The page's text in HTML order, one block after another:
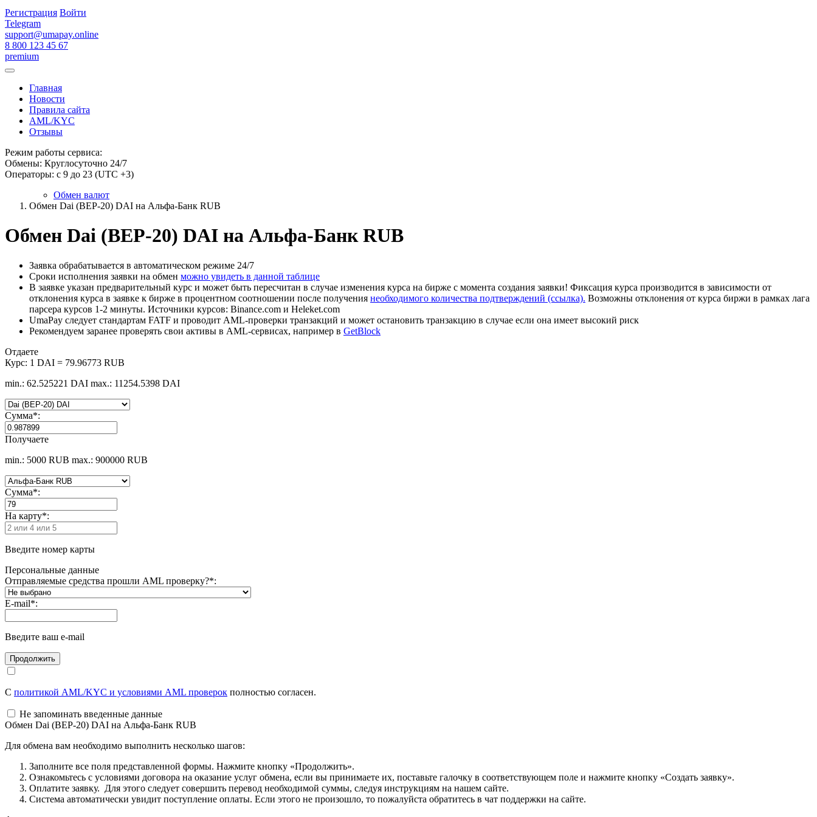
Регистрация Войти
Telegram
support@umapay.online
8 800 123 45 67
premium
Главная
Новости
Правила сайта
AML/KYC
Отзывы
Режим работы сервиса:
Обмены: Круглосуточно 24/7
Операторы: с 9 до 23 (UTC +3)
Обмен валют
Обмен Dai (BEP-20) DAI на Альфа-Банк RUB
Обмен Dai (BEP-20) DAI на Альфа-Банк RUB
Заявка обрабатывается в автоматическом режиме 24/7
Сроки исполнения заявки на обмен можно увидеть в данной таблице
В заявке указан предварительный курс и может быть пересчитан в случае изменения курса на бирже с момента создания заявки! Фиксация курса производится в зависимости от
отклонения курса в заявке к бирже в процентном соотношении после получения необходимого количества подтверждений (ссылка). Возможны отклонения от курса биржи в рамках лага
парсера курсов 1-2 минуты. Источники курсов: Binance.com и Heleket.com
UmaPay следует стандартам FATF и проводит AML-проверки транзакций и может остановить транзакцию в случае если она имеет высокий риск
Рекомендуем заранее проверять свои активы в AML-сервисах, например в GetBlock
Отдаете
Курс: 1 DAI = 79.96773 RUB
min.: 62.525221 DAI max.: 11254.5398 DAI
Сумма*:
Получаете
min.: 5000 RUB max.: 900000 RUB
Сумма*:
На карту*:
Введите номер карты
Персональные данные
Отправляемые средства прошли AML проверку?*:
E-mail*:
Введите ваш e-mail
С политикой AML/KYC и условиями AML проверок полностью согласен.
Не запоминать введенные данные
Обмен Dai (BEP-20) DAI на Альфа-Банк RUB
Для обмена вам необходимо выполнить несколько шагов:
Заполните все поля представленной формы. Нажмите кнопку «Продолжить».
Ознакомьтесь с условиями договора на оказание услуг обмена, если вы принимаете их, поставьте галочку в соответствующем поле и нажмите кнопку «Создать заявку».
Оплатите заявку. Для этого следует совершить перевод необходимой суммы, следуя инструкциям на нашем сайте.
Система автоматически увидит поступление оплаты. Если этого не произошло, то пожалуйста обратитесь в чат поддержки на сайте.